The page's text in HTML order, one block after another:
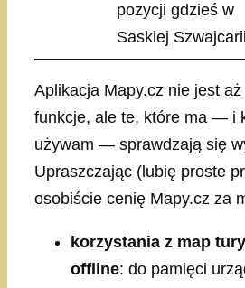
pozycji gdzieś w
Saskiej
Aplikacja Mapy.cz nie jest
funkcje, ale te, które ma — i
używam — sprawdzają się
Upraszczając (lubię proste
osobiście cenię Mapy.cz za
korzystania z map
offline: do pamięci